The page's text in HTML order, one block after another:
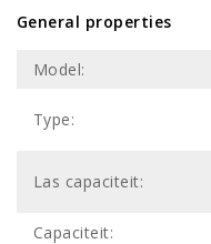
General properties
Model:
Type:
Las capaciteit:
Capaciteit: